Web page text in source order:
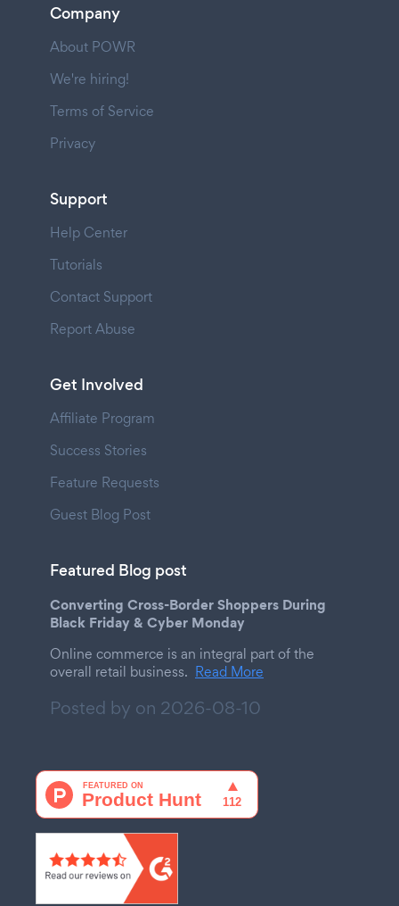
Company
About POWR
We're hiring!
Terms of Service
Privacy
Support
Help Center
Tutorials
Contact Support
Report Abuse
Get Involved
Affiliate Program
Success Stories
Feature Requests
Guest Blog Post
Featured Blog post
Converting Cross-Border Shoppers During
Black Friday & Cyber Monday
Online commerce is an integral part of the
overall retail business. Read More
Posted by on 2026-08-10